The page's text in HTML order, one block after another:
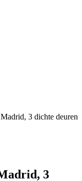
3 dichte deuren
3